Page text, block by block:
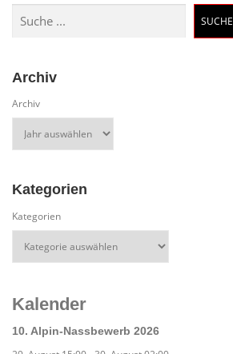
SUCHE
Archiv
Archiv
Kategorien
Kategorien
Kalender
10. Alpin-Nassbewerb 2026